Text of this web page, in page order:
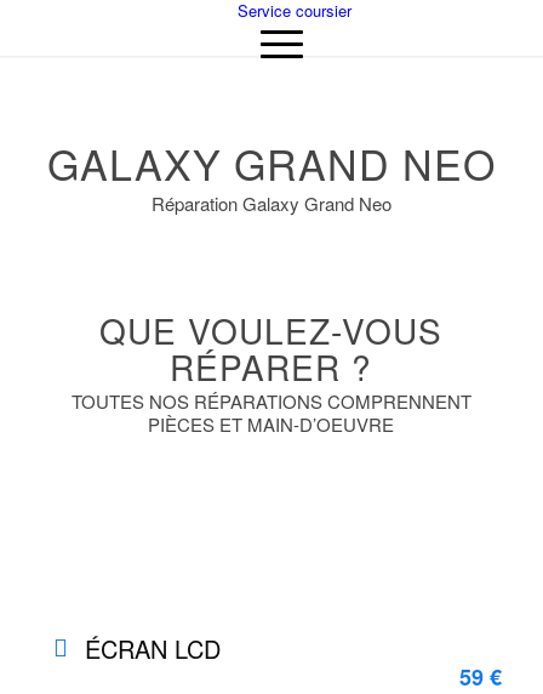
Service coursier
GALAXY GRAND NEO
Réparation Galaxy Grand Neo
QUE VOULEZ-VOUS
RÉPARER ?
TOUTES NOS RÉPARATIONS COMPRENNENT
PIÈCES ET MAIN-D’OEUVRE
ÉCRAN LCD
59 €